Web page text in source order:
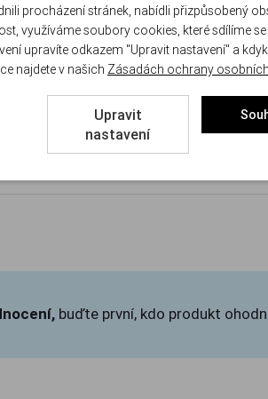
eloxem
proti zamlžování
uzamčením nastavených hodnot
šroubovací páčka rychlého zvětšení
buďte první, kdo produkt
procházení stránek, nabídli přizpůsobený
využíváme soubory cookies, které sdílíme
upravíte odkazem "Upravit nastavení" a
najdete v našich Zásadách ochrany
Upravit
nastavení